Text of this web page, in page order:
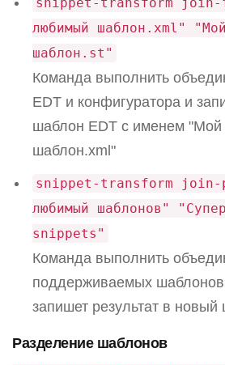
любимый шаблон.xml"
шаблон.st"
Команда выполнить
EDT и конфигуратора и
шаблон EDT c именем
шаблон.xml"
snippet-transform join-
любимый шаблонов"
snippets"
Команда выполнить
поддерживаемых шаблонов
запишет результат в новый
Разделение шаблонов